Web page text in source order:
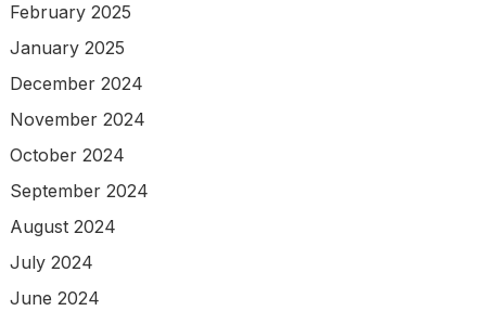
February 2025
January 2025
December 2024
November 2024
October 2024
September 2024
August 2024
July 2024
June 2024